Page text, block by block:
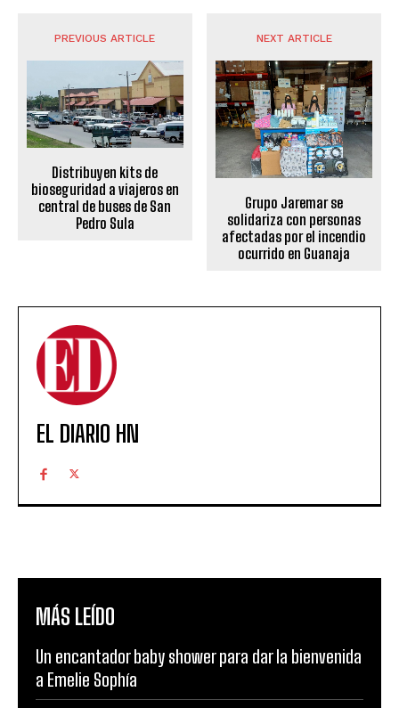
PREVIOUS ARTICLE
Distribuyen kits de
bioseguridad a viajeros en
central de buses de San
Pedro Sula
NEXT ARTICLE
Grupo Jaremar se
solidariza con personas
afectadas por el incendio
ocurrido en Guanaja
EL DIARIO HN
MÁS LEÍDO
Un encantador baby shower para dar la bienvenida
a Emelie Sophía